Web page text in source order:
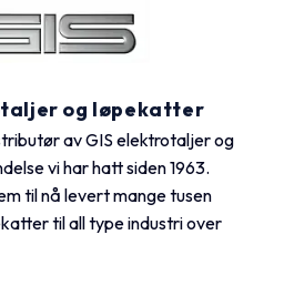
og løpekatter
av GIS elektrotaljer og
vi har hatt siden 1963.
til nå levert mange tusen
til all type industri over